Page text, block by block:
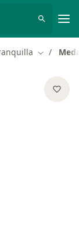
Cambiar